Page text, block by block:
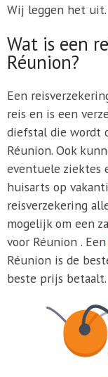
Wij leggen het uit.
Wat is een
Réunion?
Een
reis en is een
diefstal die wordt
Réunion. Ook
eventuele ziektes
huisarts op
reisverzekering
mogelijk om een
voor Réunion . Een
Réunion is de
beste prijs betaalt.